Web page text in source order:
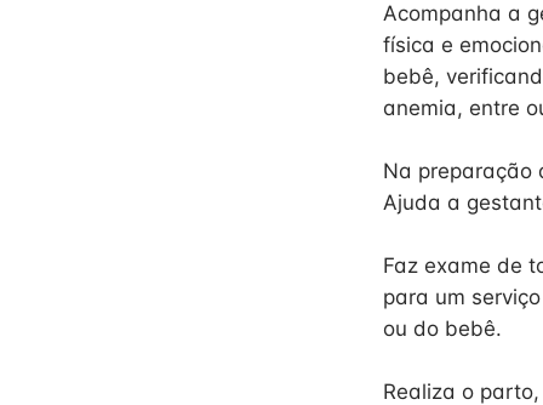
Acompanha a
física e
bebê,
anemia, entre
Na preparação
Ajuda a
Faz exame de
para um
ou do bebê.
Realiza o